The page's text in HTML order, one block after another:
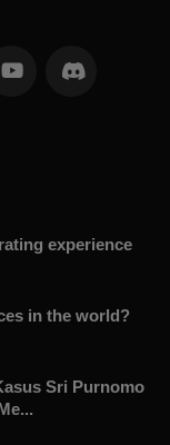
experience
in the world?
Sri Purnomo